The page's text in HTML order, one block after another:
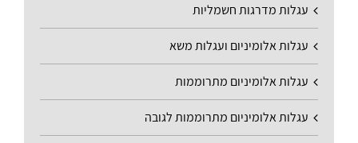
עגלות מדרגות חשמליות
עגלות אלומיניום ועגלות משא
עגלות אלומיניום מתרוממות
עגלות אלומיניום מתרוממות לגובה